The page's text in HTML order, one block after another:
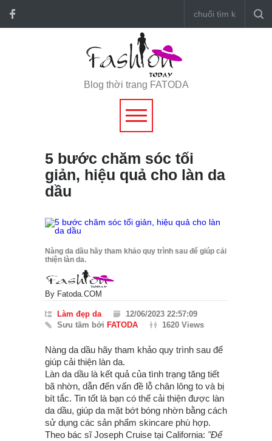
Blog thời trang FATODA
5 bước chăm sóc tối
giản, hiệu quả cho làn da
dầu
Nàng da dầu hãy tham khảo quy trình sau để giúp cải
thiện làn da.
By Fatoda.COM
Làm đẹp da
12/06/2023 22:57:09
Sưu tầm bởi FATODA 1620 Views
Nàng da dầu hãy tham khảo quy trình sau để
giúp cải thiện làn da.
Làn da dầu là kết quả của tình trạng tăng tiết
bã nhờn, dẫn đến vấn đề lỗ chân lông to và bị
bít tắc. Tin tốt là bạn có thể cải thiện được làn
da dầu, giúp da mặt bớt bóng nhờn bằng cách
sử dụng các sản phẩm skincare phù hợp.
Theo bác sĩ Joseph Cruise tại California: "Để